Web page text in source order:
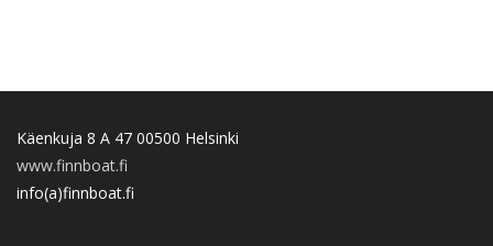
Käenkuja 8 A 47 00500 Helsinki
www.finnboat.fi
info(a)finnboat.fi